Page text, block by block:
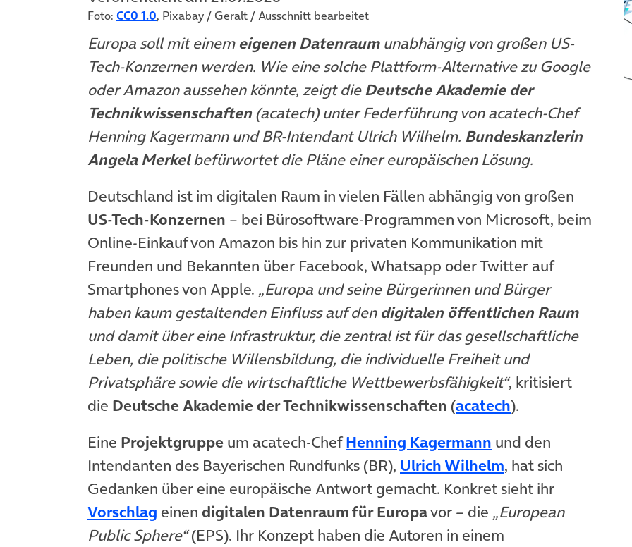
Foto: CC0 1.0, Pixabay / Geralt / Ausschnitt bearbeitet
Europa soll mit einem eigenen Datenraumunabhängig von großen US-
Tech-Konzernen werden. Wie eine solche Plattform-Alternative zu Google
oder Amazon aussehen könnte, zeigt dieDeutsche Akademie der
Technikwissenschaften (acatech) unter Federführung von acatech-Chef
Henning Kagermann und BR-Intendant Ulrich Wilhelm. Bundeskanzlerin
Angela Merkelbefürwortet die Pläne einer europäischen Lösung.
Deutschland ist im digitalen Raum in vielen Fällen abhängig von großen
US-Tech-Konzernen – bei Bürosoftware-Programmen von Microsoft, beim
Online-Einkauf von Amazon bis hin zur privaten Kommunikation mit
Freunden und Bekannten über Facebook, Whatsapp oder Twitter auf
Smartphones von Apple. „Europa und seine Bürgerinnen und Bürger
haben kaum gestaltenden Einfluss auf dendigitalen öffentlichen Raum
und damit über eine Infrastruktur, die zentral ist für das gesellschaftliche
Leben, die politische Willensbildung, die individuelle Freiheit und
Privatsphäre sowie die wirtschaftliche Wettbewerbsfähigkeit“, kritisiert
die Deutsche Akademie der Technikwissenschaften (acatech(öffnet in neuem
).
Eine Projektgruppe um acatech-ChefHenning Kagermann (öffnet in neuem
und den
Intendanten des Bayerischen Rundfunks (BR), Ulrich Wilhelm(öffnet in neuem
, hat sich
Gedanken über eine europäische Antwort gemacht. Konkret sieht ihr
Vorschlag (öffnet in neuem Tab)
einen digitalen Datenraum für Europavor – die „European
Public Sphere“(EPS). Ihr Konzept haben die Autoren in einem